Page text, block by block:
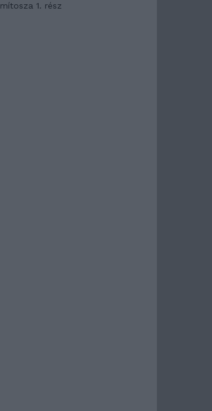
mítosza 1. rész